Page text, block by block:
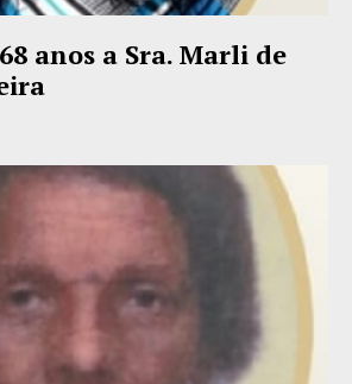
anos a Sra. Marli de